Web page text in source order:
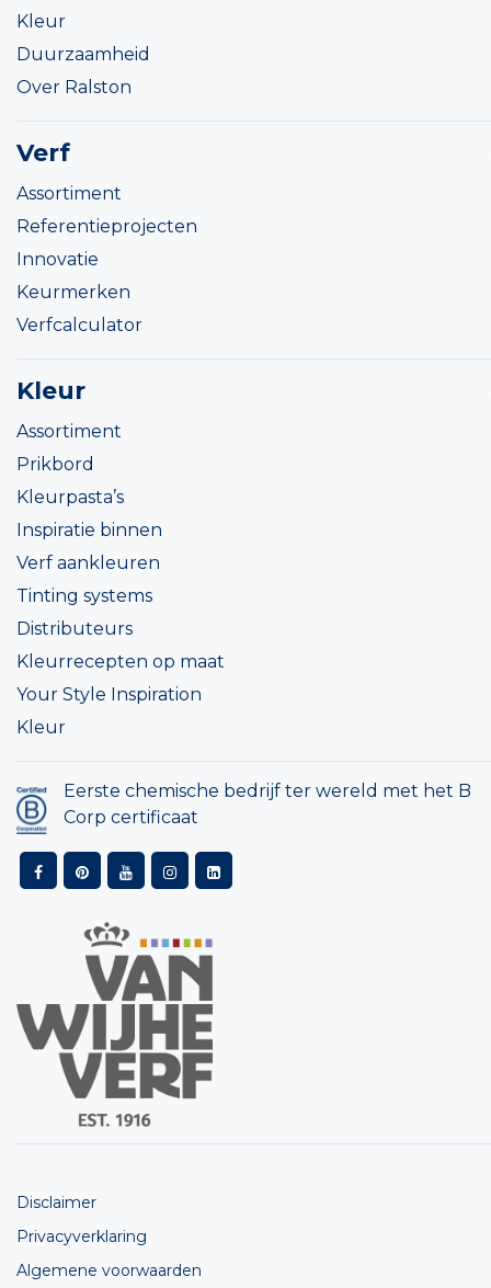
Kleur
Duurzaamheid
Over Ralston
Verf
Assortiment
Referentieprojecten
Innovatie
Keurmerken
Verfcalculator
Kleur
Assortiment
Prikbord
Kleurpasta’s
Inspiratie binnen
Verf aankleuren
Tinting systems
Distributeurs
Kleurrecepten op maat
Your Style Inspiration
Kleur
Eerste chemische bedrijf ter wereld met het B
Corp certificaat
Disclaimer
Privacyverklaring
Algemene voorwaarden